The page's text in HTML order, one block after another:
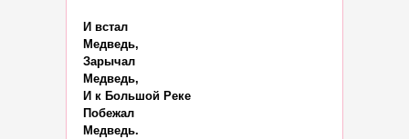
  И встал
  Медведь,
  Зарычал
  Медведь,
  И к Большой Реке
  Побежал
  Медведь.